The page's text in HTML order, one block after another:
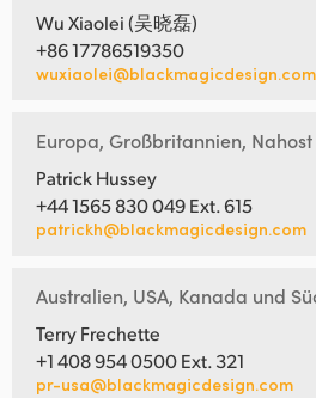
Wu Xiaolei (吴晓磊)
+86 17786519350
wuxiaolei@blackmagicdesign.com
Europa, Großbritannien,
Patrick Hussey
+44 1565 830 049 Ext. 615
patrickh@blackmagicdesign.com
Australien, USA, Kanada und
Terry Frechette
+1 408 954 0500 Ext. 321
pr-usa@blackmagicdesign.com